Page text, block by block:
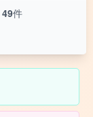
49件